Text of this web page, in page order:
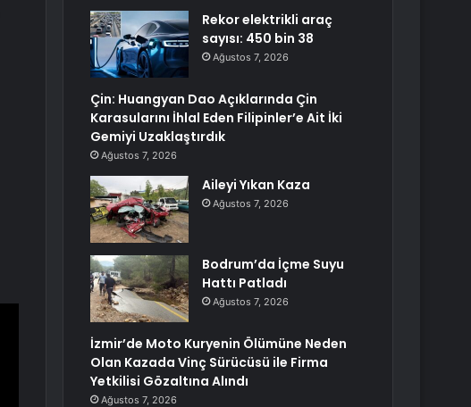
Rekor elektrikli araç
sayısı: 450 bin 38
Ağustos 7, 2026
Çin: Huangyan Dao Açıklarında Çin
Karasularını İhlal Eden Filipinler’e Ait İki
Gemiyi Uzaklaştırdık
Ağustos 7, 2026
Aileyi Yıkan Kaza
Ağustos 7, 2026
Bodrum’da İçme Suyu
Hattı Patladı
Ağustos 7, 2026
İzmir’de Moto Kuryenin Ölümüne Neden
Olan Kazada Vinç Sürücüsü ile Firma
Yetkilisi Gözaltına Alındı
Ağustos 7, 2026